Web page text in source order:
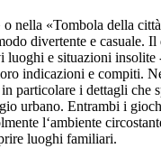
nella «Tombola della
divertente e casuale.
luoghi e situazioni insolite
indicazioni e compiti.
particolare i dettagli che
urbano. Entrambi i
l‘ambiente
luoghi familiari.